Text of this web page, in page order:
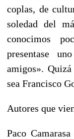
coplas, de
soledad del
conocimos
presentase
amigos».
sea Francisco
Autores que
Paco